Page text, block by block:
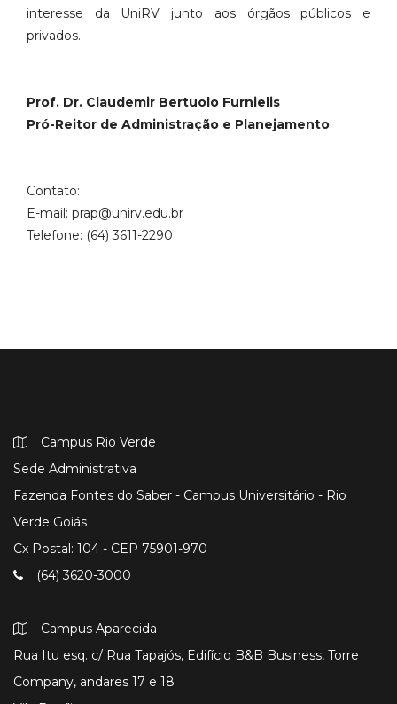
interesse da UniRV junto aos órgãos públicos e
privados.
Prof. Dr. Claudemir Bertuolo Furnielis
Pró-Reitor de Administração e Planejamento
Contato:
E-mail: prap@unirv.edu.br
Telefone: (64) 3611-2290
Campus Rio Verde
Sede Administrativa
Fazenda Fontes do Saber - Campus Universitário - Rio
Verde Goiás
Cx Postal: 104 - CEP 75901-970
(64) 3620-3000
Campus Aparecida
Rua Itu esq. c/ Rua Tapajós, Edifício B&B Business, Torre
Company, andares 17 e 18